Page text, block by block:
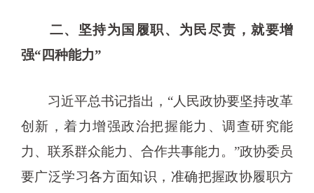
二、坚持为国履职、为民尽责，就要增
强“四种能力”
习近平总书记指出，“人民政协要坚持改革
创新，着力增强政治把握能力、调查研究能
力、联系群众能力、合作共事能力。”政协委员
要广泛学习各方面知识，准确把握政协履职方